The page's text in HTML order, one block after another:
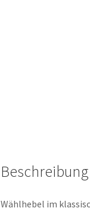
Beschreibung
Wählhebel im